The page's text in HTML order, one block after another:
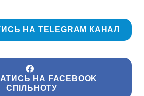
НА TELEGRAM КАНАЛ
НА FACEBOOK
СПІЛЬНОТУ